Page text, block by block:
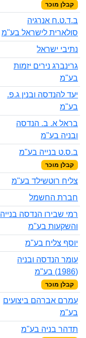
קבלן מוכר
ב.ד.ט.ח אנרגיה
סולארית לישראל בע"מ
נתיבי ישראל
גרינברג נירים יזמות
בע"מ
יעד להנדסה ובנין ג.פ.
בע"מ
בראל א. ב. הנדסה
ובניה בע"מ
ב.ס.ט בנייה בע"מ
קבלן מוכר
צליח רוטשילד בע"מ
חברת החשמל
רמי שבירו הנדסה בנייה
והשקעות בע"מ
יוסף צליח בע"מ
עומר הנדסה ובניה
(1986) בע"מ
קבלן מוכר
עמרם אברהם ביצועים
בע"מ
תדהר בניה בע"מ